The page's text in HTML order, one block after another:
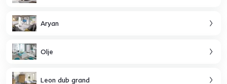
Aryan
Olje
Leon dub grand